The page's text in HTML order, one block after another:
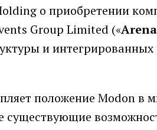
о приобретении
Group Limited («Arena
и
положение Modon в